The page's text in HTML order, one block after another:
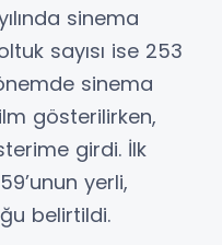
sinema
sayısı ise 253
sinema
gösterilirken,
girdi. İlk
yerli,
belirtildi.